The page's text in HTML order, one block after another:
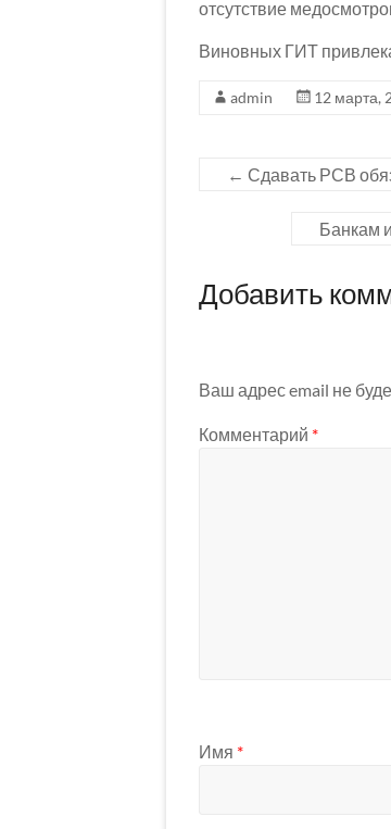
отсутствие
Виновных ГИТ
admin 12 марта,
← Сдавать РСВ
Банкам
Добавить
Ваш адрес email не
Комментарий *
Имя *